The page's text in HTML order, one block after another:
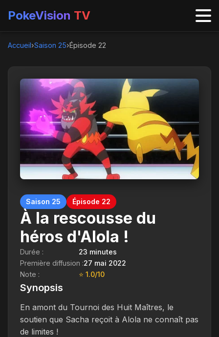
PokeVision TV
Accueil›Saison 25›Épisode 22
Saison 25 Épisode 22
À la rescousse du
héros d'Alola !
Durée :
23 minutes
Première diffusion :27 mai 2022
Note :
⭐ 1.0/10
Synopsis
En amont du Tournoi des Huit Maîtres, le
soutien que Sacha reçoit à Alola ne connaît pas
de limites !